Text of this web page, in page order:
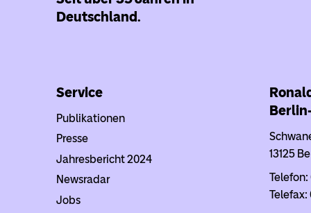
Deutschland.
Service
Publikationen
Presse
Jahresbericht 2024
Newsradar
Jobs
13125
Telefax: